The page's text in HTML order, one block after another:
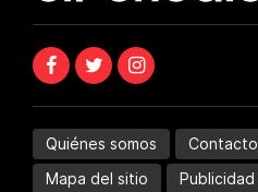
Quiénes somos Contacto
Mapa del sitio
Publicidad